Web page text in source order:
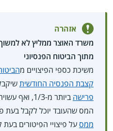
אזהרה
משרד האוצר ממליץ לא למשוך
מתוך הביטוח הפנסיוני
משיכת כספי הפיצויים מ
קצבת הפנסיה החודשית
פרישה
ביותר מ-1/3,
המס שהעובד יוכל לקבל בעת
ממסעל פיצויי הפיטורים